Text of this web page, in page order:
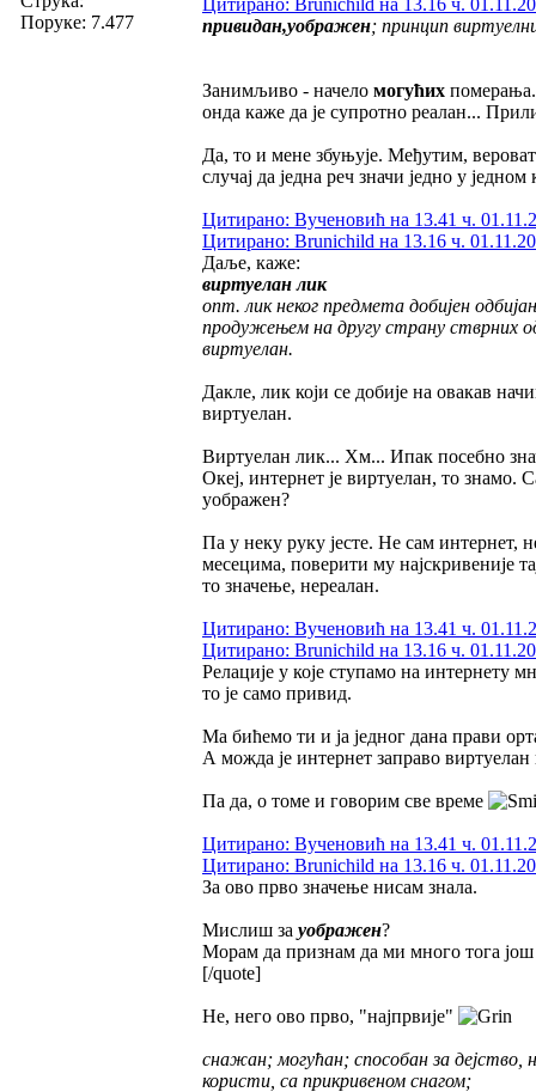
Поруке: 7.477
привидан,уображен; принцип
Занимљиво - начело могућих
онда каже да је супротно реалан...
Да, то и мене збуњује. Међутим,
случај да једна реч значи једно у
Цитирано: Вученовић на 13.41 ч.
Цитирано: Brunichild на 13.16 ч.
Даље, каже:
виртуелан лик
опт. лик неког предмета добијен
продужењем на другу страну стврних
виртуелан.
Дакле, лик који се добије на овакав
виртуелан.
Виртуелан лик... Хм... Ипак посебно
Океј, интернет је виртуелан, то знамо.
уображен?
Па у неку руку јесте. Не сам интернет,
месецима, поверити му најскривеније
то значење, нереалан.
Цитирано: Вученовић на 13.41 ч.
Цитирано: Brunichild на 13.16 ч.
Релације у које ступамо на интернету
то је само привид.
Ма бићемо ти и ја једног дана прави
А можда је интернет заправо
Па да, о томе и говорим све време
Цитирано: Вученовић на 13.41 ч.
Цитирано: Brunichild на 13.16 ч.
За ово прво значење нисам знала.
Мислиш за уображен?
Морам да признам да ми много тога
[/quote]
Не, него ово прво, "најпрвије"
снажан; могућан; способан за дејство,
користи, са прикривеном снагом;